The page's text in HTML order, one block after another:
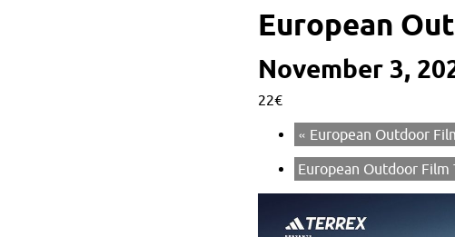
European
November 3,
22€
« European Outdoor
European Outdoor Film